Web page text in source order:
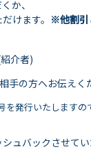
か、
けます。 ※他割引
介者)
手の方へお伝えく
発行いたします
ュバックさせてい